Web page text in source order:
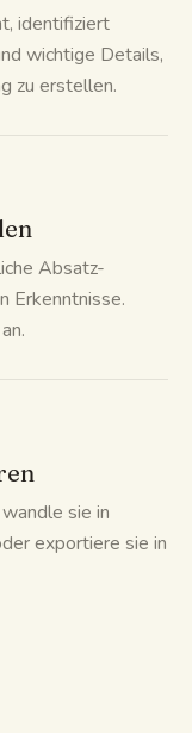
identifiziert
wichtige Details,
zu erstellen.
Absatz-
Erkenntnisse.
sie in
exportiere sie in